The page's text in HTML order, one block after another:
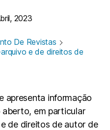
2023
De Revistas
e de direitos de
apresenta informação
em particular
de direitos de autor de